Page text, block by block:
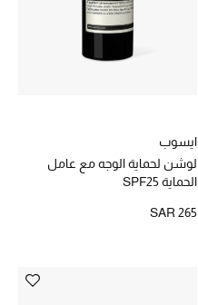
ايسوب
لوشن لحماية الوجه مع عامل
الحماية SPF25
SAR 265